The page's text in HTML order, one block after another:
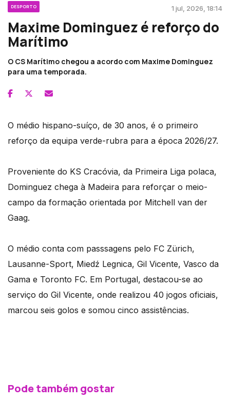
DESPORTO 1 jul, 2026, 18:14
Maxime Dominguez é reforço do
Marítimo
O CS Marítimo chegou a acordo com Maxime Dominguez
para uma temporada.
O médio hispano-suíço, de 30 anos, é o primeiro
reforço da equipa verde-rubra para a época 2026/27.
Proveniente do KS Cracóvia, da Primeira Liga polaca,
Dominguez chega à Madeira para reforçar o meio-
campo da formação orientada por Mitchell van der
Gaag.
O médio conta com passsagens pelo FC Zürich,
Lausanne-Sport, Miedź Legnica, Gil Vicente, Vasco da
Gama e Toronto FC. Em Portugal, destacou-se ao
serviço do Gil Vicente, onde realizou 40 jogos oficiais,
marcou seis golos e somou cinco assistências.
Pode também gostar